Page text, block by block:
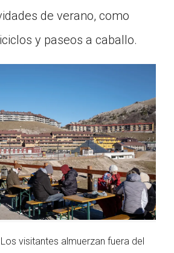
de verano, como
y paseos a caballo.
Los visitantes almuerzan fuera del